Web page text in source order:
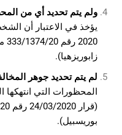
ولم يتم تحديد أي من
زابوريزهيا).
لم يتم تحديد جوهر
المحظورات التي
بوريسبيل).